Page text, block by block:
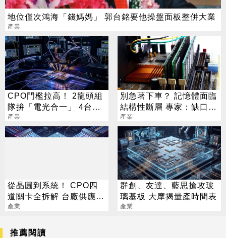
地位僅次鴻海「錢媽媽」 郭台銘要他操盤面板整併大業
產業
CPO門檻拉高！ 2龍頭組
隊拚「電光合一」 4台廠
暗中卡位
產業
別急著下車？ 記憶體面臨
結構性斷層 專家：缺口最
兇的是「它」
產業
從晶圓到系統！ CPO四
道關卡全拆解 台廠供應鏈
陣容曝光
產業
群創、友達、藍思搶攻玻
璃基板 大摩揭量產時間表
產業
推薦閱讀